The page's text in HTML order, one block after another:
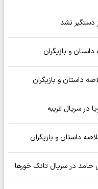
دستگیر نشد
و بازیگران
داستان و بازیگران
در سریال غریبه
داستان و بازیگران
حامد در سریال تانک خورها